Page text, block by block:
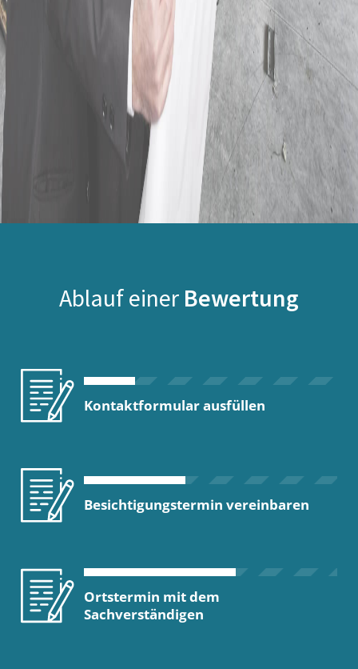
Ablauf einer Bewertung
Kontaktformular ausfüllen
Besichtigungstermin vereinbaren
Ortstermin mit dem
Sachverständigen